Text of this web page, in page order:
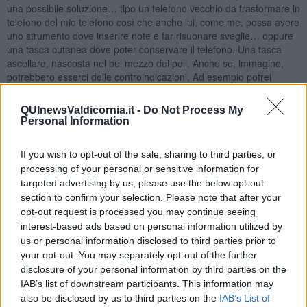
QUInewsValdicornia.it - Do Not Process My
Personal Information
If you wish to opt-out of the sale, sharing to third parties, or
processing of your personal or sensitive information for
targeted advertising by us, please use the below opt-out
section to confirm your selection. Please note that after your
opt-out request is processed you may continue seeing
interest-based ads based on personal information utilized by
us or personal information disclosed to third parties prior to
your opt-out. You may separately opt-out of the further
disclosure of your personal information by third parties on the
IAB’s list of downstream participants. This information may
also be disclosed by us to third parties on the IAB’s List of
una possibile soluzione… tipo un telefono vecchio da trasformare in
telefono del mio telefono così che anche lui, come me, possa avere
uno strumento dove inserire note e far risuonare sveglie… oppure
una tasca cutanea dove poter conservare il telefono. Una tasca
ascellare, nascosta nel bel mezzo dei peli. Anche se, immagino,
potrebbero esserci delle controindicazioni. Ad esempio potrei
sconosciuto, per sbaglio, soltanto per asciugarmi il sudore. E con
queste temperature capiterà di certo. Ci sono: mi farò impiantare
tasca.
Gianni Micheli
Se vuoi leggere le notizie principali della Toscana iscriviti alla
Newsletter QUInews - ToscanaMedia. Arriva gratis tutti i giorni
alle 20:00 direttamente nella tua casella di posta.